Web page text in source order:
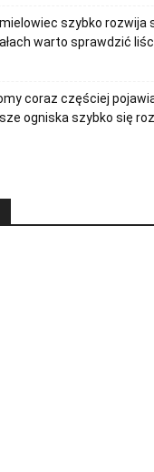
szybko rozwija
warto sprawdzić
coraz częściej
ogniska szybko się